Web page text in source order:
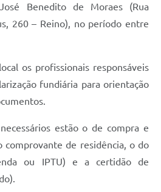
Benedito de Moraes (Rua
260 – Reino), no período entre
os profissionais responsáveis
fundiária para orientação
estão o de compra e
comprovante de residência, o do
ou IPTU) e a certidão de